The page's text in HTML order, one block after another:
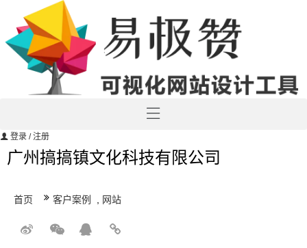
登录 / 注册
广州搞搞镇文化科技有限公司
首页 客户案例 网站